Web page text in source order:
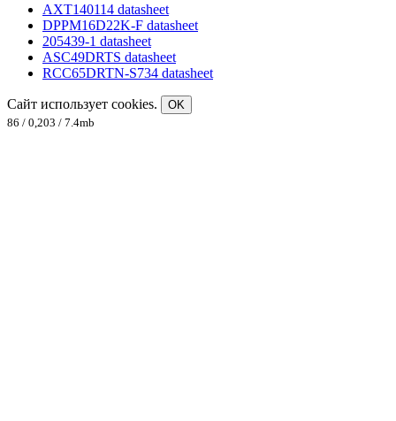
AXT140114 datasheet
DPPM16D22K-F datasheet
205439-1 datasheet
ASC49DRTS datasheet
RCC65DRTN-S734 datasheet
Сайт использует cookies.
OK
86 / 0,203 / 7.4mb